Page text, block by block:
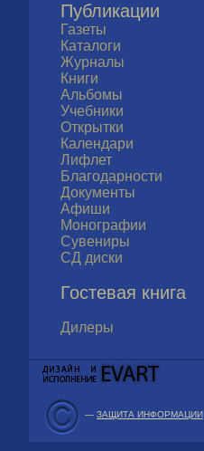
Публикации
Газеты
Каталоги
Журналы
Книги
Альбомы
Учебники
Открытки
Календари
Лифлет
Благодарности
Документы
Афиши
Монографии
Сувениры
СД диски
Гостевая книга
Дилеры
— ЗАЩИТА ИНФОРМАЦИИ